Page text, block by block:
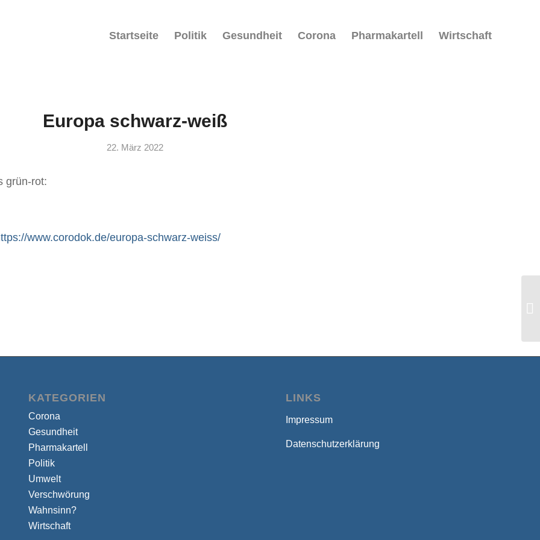
Startseite Politik Gesundheit Corona Pharmakartell Wirtschaft
Europa schwarz-weiß
22. März 2022
grün-rot:
www.corodok.de/europa-schwarz-weiss/
KATEGORIEN
Corona
Gesundheit
Pharmakartell
Politik
Umwelt
Verschwörung
Wahnsinn?
Wirtschaft
LINKS
Impressum
Datenschutzerklärung